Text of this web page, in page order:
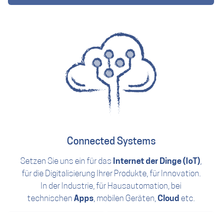
Connected Systems
Setzen Sie uns ein für das Internet der Dinge (IoT),
für die Digitalisierung Ihrer Produkte, für Innovation.
In der Industrie, für Hausautomation, bei
technischen Apps, mobilen Geräten,Cloud etc.